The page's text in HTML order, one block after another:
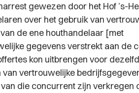
gewezen door het Hof ’s-
over het gebruik van
de ene houthandelaar [met
gegevens verstrekt aan de
kon uitbrengen voor
vertrouwelijke
die concurrent zijn verkregen